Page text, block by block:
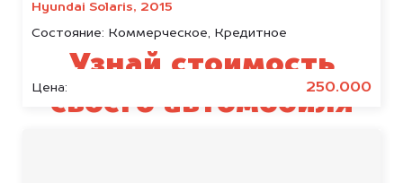
Hyundai Solaris, 2015
Состояние: Коммерческое, Кредитное
Цена: 250.000
Узнай стоимость
своего автомобиля